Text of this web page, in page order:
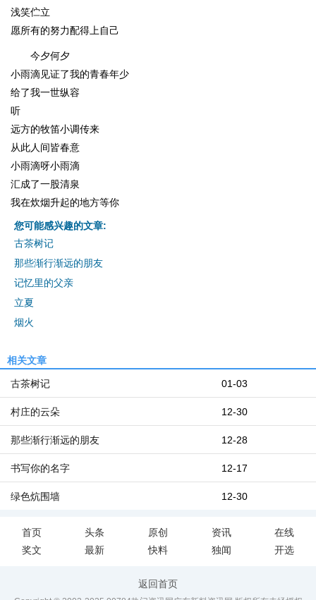
浅笑伫立
愿所有的努力配得上自己
今夕何夕
小雨滴见证了我的青春年少
给了我一世纵容
听
远方的牧笛小调传来
从此人间皆春意
小雨滴呀小雨滴
汇成了一股清泉
我在炊烟升起的地方等你
您可能感兴趣的文章:
古茶树记
那些渐行渐远的朋友
记忆里的父亲
立夏
烟火
相关文章
01-03
古茶树记
12-30
村庄的云朵
12-28
那些渐行渐远的朋友
12-17
书写你的名字
12-30
绿色炕围墙
首页 头条 原创 资讯
在线
奖文
最新 快料 独闻 开选
返回首页